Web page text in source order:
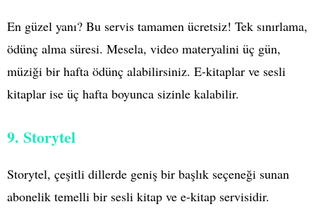
En güzel yanı? Bu servis tamamen ücretsiz! Tek sınırlama,
ödünç alma süresi. Mesela, video materyalini üç gün,
müziği bir hafta ödünç alabilirsiniz. E-kitaplar ve sesli
kitaplar ise üç hafta boyunca sizinle kalabilir.
9. Storytel
Storytel, çeşitli dillerde geniş bir başlık seçeneği sunan
abonelik temelli bir sesli kitap ve e-kitap servisidir.